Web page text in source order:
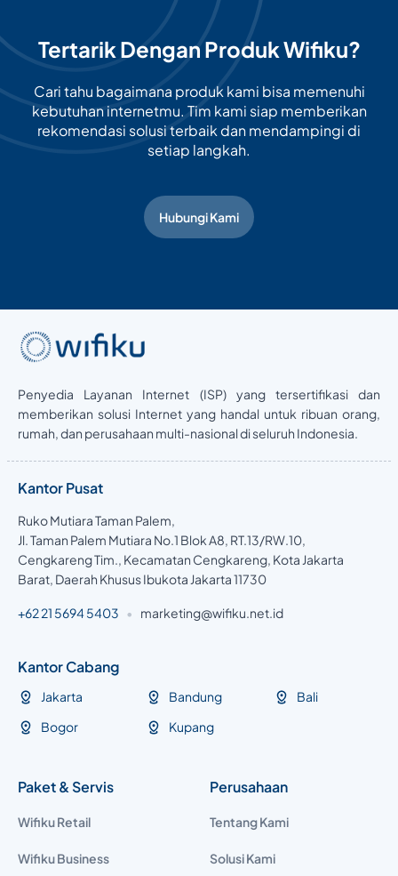
Tertarik Dengan Produk Wifiku?
Cari tahu bagaimana produk kami bisa memenuhi
kebutuhan internetmu. Tim kami siap memberikan
rekomendasi solusi terbaik dan mendampingi di
setiap langkah.
Hubungi Kami
Penyedia Layanan Internet (ISP) yang tersertifikasi dan
memberikan solusi Internet yang handal untuk ribuan orang,
rumah, dan perusahaan multi-nasional di seluruh Indonesia.
Kantor Pusat
Ruko Mutiara Taman Palem,
Jl. Taman Palem Mutiara No.1 Blok A8, RT.13/RW.10,
Cengkareng Tim., Kecamatan Cengkareng, Kota Jakarta
Barat, Daerah Khusus Ibukota Jakarta 11730
+62 21 5694 5403 • marketing@wifiku.net.id
Kantor Cabang
Jakarta
Bogor
Bandung
Kupang
Bali
Paket & Servis
Wifiku Retail
Wifiku Business
Perusahaan
Tentang Kami
Solusi Kami